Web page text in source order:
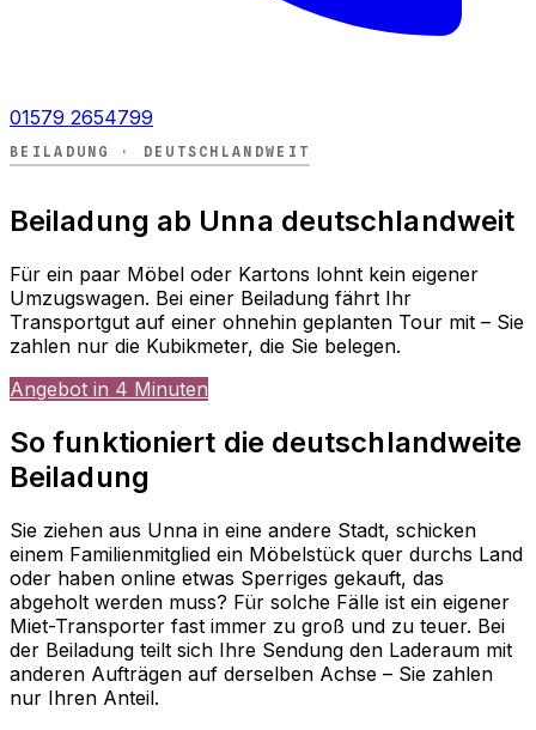
01579 2654799
BEILADUNG · DEUTSCHLANDWEIT
Beiladung ab Unna deutschlandweit
Für ein paar Möbel oder Kartons lohnt kein eigener
Umzugswagen. Bei einer Beiladung fährt Ihr
Transportgut auf einer ohnehin geplanten Tour mit – Sie
zahlen nur die Kubikmeter, die Sie belegen.
Angebot in 4 Minuten
So funktioniert die deutschlandweite
Beiladung
Sie ziehen aus Unna in eine andere Stadt, schicken
einem Familienmitglied ein Möbelstück quer durchs Land
oder haben online etwas Sperriges gekauft, das
abgeholt werden muss? Für solche Fälle ist ein eigener
Miet-Transporter fast immer zu groß und zu teuer. Bei
der Beiladung teilt sich Ihre Sendung den Laderaum mit
anderen Aufträgen auf derselben Achse – Sie zahlen
nur Ihren Anteil.